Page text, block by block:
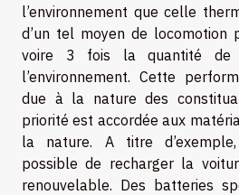
l’environnement que celle
d’un tel moyen de locomotion
voire 3 fois la quantité de
l’environnement. Cette
due à la nature des
priorité est accordée aux
la nature. A titre
possible de recharger la
renouvelable. Des batteries